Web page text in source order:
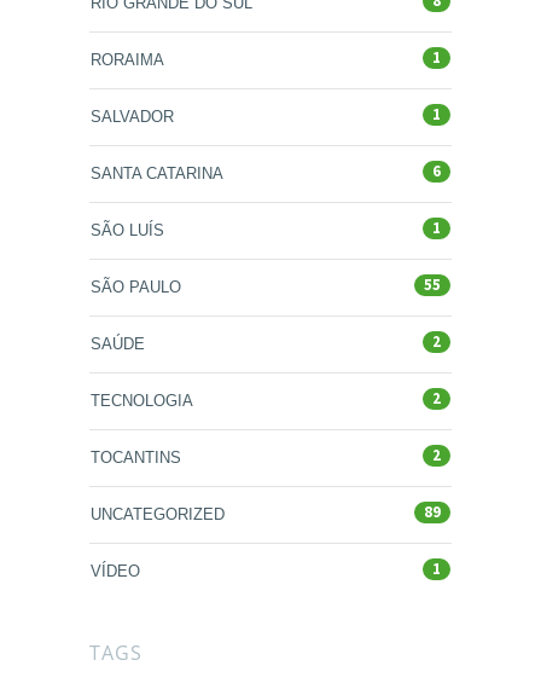
RORAIMA 1
SALVADOR 1
SANTA CATARINA 6
SÃO LUÍS 1
SÃO PAULO 55
SAÚDE 2
TECNOLOGIA 2
TOCANTINS 2
UNCATEGORIZED 89
VÍDEO 1
TAGS